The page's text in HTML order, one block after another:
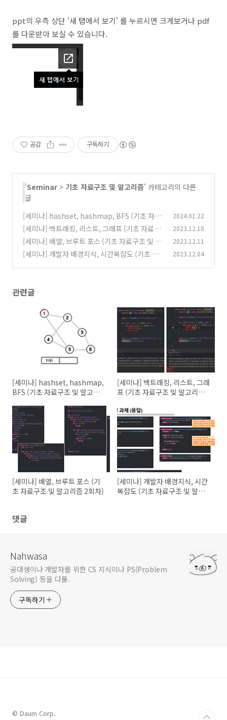
ppt의 우측 상단 '새 탭에서 보기' 를 누르시면 크게보거나 pdf
를 다운받아 보실 수 있습니다.
공감 구독하기
'Seminar > 기초 자료구조 및 알고리즘' 카테고리의 다른
글
[세미나] hashset, hashmap, BFS (기초 자료
구조 및 알고리즘 5회차)
(0)
2024.01.22
[세미나] 백트래킹, 리스트, 그래프 (기초 자료구
조 및 알고리즘 3회차)
(1)
2023.12.18
[세미나] 배열, 브루트 포스 (기초 자료구조 및 알
고리즘 2회차) (0)
2023.12.11
[세미나] 개발자 배경지식, 시간복잡도 (기초 자
2023.12.04
관련글
[세미나] hashset, hashmap,
BFS (기초 자료구조 및 알고리
[세미나] 백트래킹, 리스트, 그래
프 (기초 자료구조 및 알고리즘
[세미나] 배열, 브루트 포스 (기
초 자료구조 및 알고리즘 2회차)
[세미나] 개발자 배경지식, 시간
복잡도 (기초 자료구조 및 알고
댓글
Nahwasa
공대생이나 개발자를 위한 CS 지식이나 PS(Problem
Solving) 등을 다룸.
구독하기
© Daum Corp.